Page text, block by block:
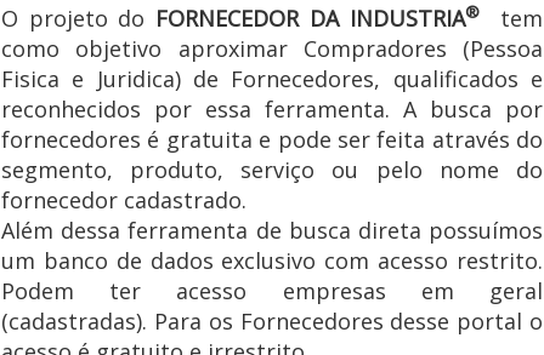
O projeto do FORNECEDOR DA INDUSTRIA®tem
como objetivo aproximar Compradores (Pessoa
Fisica e Juridica) de Fornecedores, qualificados e
reconhecidos por essa ferramenta. A busca por
fornecedores é gratuita e pode ser feita através do
segmento, produto, serviço ou pelo nome do
fornecedor cadastrado.
Além dessa ferramenta de busca direta possuímos
um banco de dados exclusivo com acesso restrito.
Podem ter acesso empresas em geral
(cadastradas). Para os Fornecedores desse portal o